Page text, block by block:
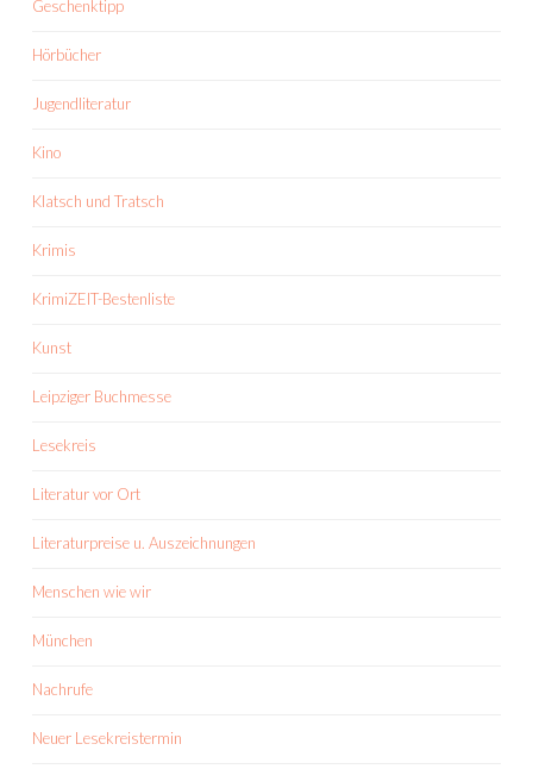
Geschenktipp
Hörbücher
Jugendliteratur
Kino
Klatsch und Tratsch
Krimis
KrimiZEIT-Bestenliste
Kunst
Leipziger Buchmesse
Lesekreis
Literatur vor Ort
Literaturpreise u. Auszeichnungen
Menschen wie wir
München
Nachrufe
Neuer Lesekreistermin